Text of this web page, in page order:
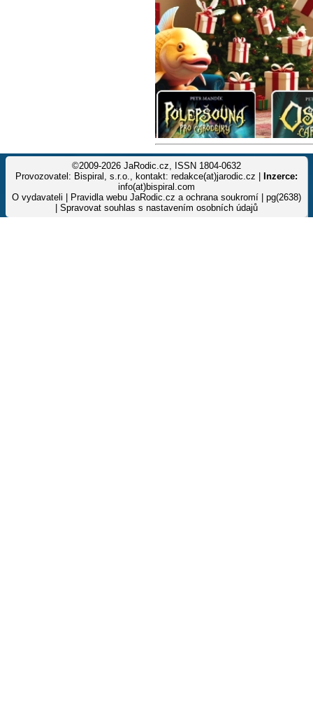
©2009-2026 JaRodic.cz, ISSN 1804-0632
Provozovatel: Bispiral, s.r.o., kontakt: redakce(at)jarodic.cz |
Inzerce:
info(at)bispiral.com
O vydavateli
Pravidla webu JaRodic.cz a ochrana soukromí | pg(2638)
Spravovat souhlas s nastavením osobních údajů